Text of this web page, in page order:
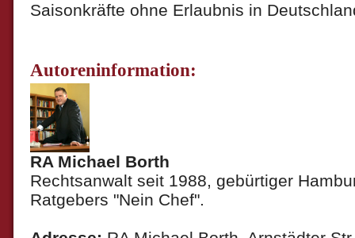
Saisonkräfte ohne Erlaubnis in
Autoreninformation:
RA Michael Borth
Rechtsanwalt seit 1988, gebürtiger
Ratgebers "Nein Chef".